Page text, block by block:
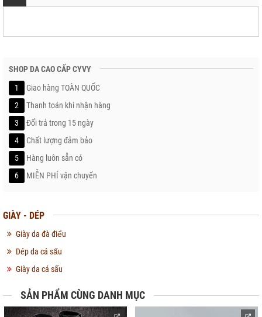
SHOP DA CAO CẤP CYVY
1
Giao hàng TOÀN QUỐC
2
Thanh toán khi nhận hàng
3
Đổi trả trong 15 ngày
4
Chất lượng đảm bảo
5
Hàng luôn sẵn có
6
MIỄN PHÍ vận chuyển
GIÀY - DÉP
Giày da đà điểu
Dép da cá sấu
Giày da cá sấu
SẢN PHẨM CÙNG DANH MỤC